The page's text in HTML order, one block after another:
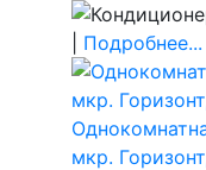
Подробнее...
мкр.